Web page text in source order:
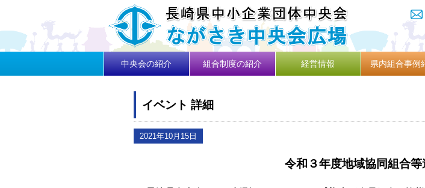
中央会の紹介 組合制度の紹介 経営情報 県内組合事例
イベント 詳細
2021年10月15日
令和３年度地域協同組合等